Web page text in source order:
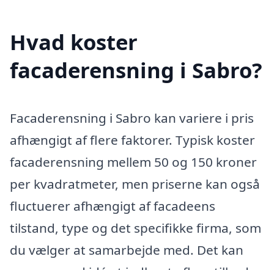
Hvad koster
facaderensning i Sabro?
Facaderensning i Sabro kan variere i pris
afhængigt af flere faktorer. Typisk koster
facaderensning mellem 50 og 150 kroner
per kvadratmeter, men priserne kan også
fluctuerer afhængigt af facadeens
tilstand, type og det specifikke firma, som
du vælger at samarbejde med. Det kan